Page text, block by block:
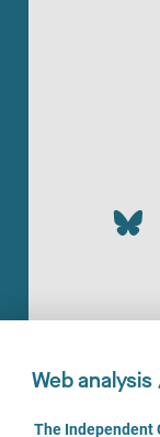
Web
C
The Independent